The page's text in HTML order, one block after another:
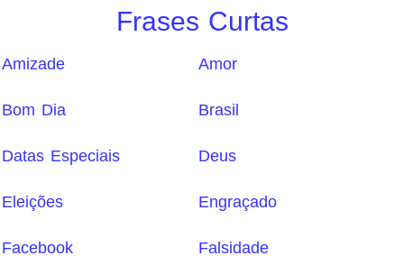
Frases Curtas
Amizade Amor
Bom Dia Brasil
Datas Especiais Deus
Eleições Engraçado
Facebook Falsidade